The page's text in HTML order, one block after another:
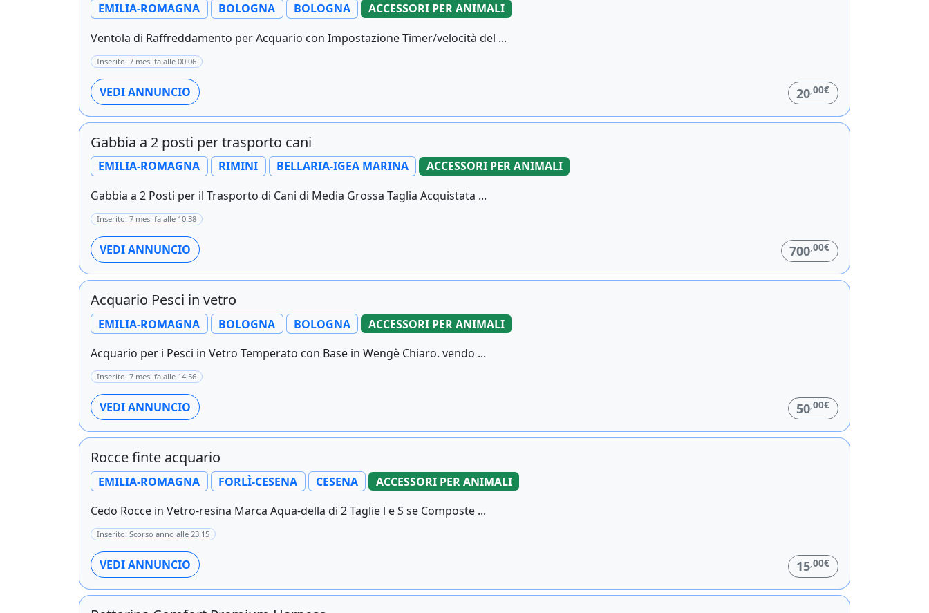
EMILIA-ROMAGNA BOLOGNA BOLOGNA
ACCESSORI PER ANIMALI
Ventola di Raffreddamento per Acquario con Impostazione Timer/velocità del ...
Inserito: 7 mesi fa alle 00:06
VEDI ANNUNCIO 20,00€
Gabbia a 2 posti per trasporto cani
EMILIA-ROMAGNA RIMINI BELLARIA-IGEA MARINA
ACCESSORI PER ANIMALI
Gabbia a 2 Posti per il Trasporto di Cani di Media Grossa Taglia Acquistata ...
Inserito: 7 mesi fa alle 10:38
VEDI ANNUNCIO 700,00€
Acquario Pesci in vetro
EMILIA-ROMAGNA BOLOGNA BOLOGNA
ACCESSORI PER ANIMALI
Acquario per i Pesci in Vetro Temperato con Base in Wengè Chiaro. vendo ...
Inserito: 7 mesi fa alle 14:56
VEDI ANNUNCIO 50,00€
Rocce finte acquario
EMILIA-ROMAGNA FORLÌ-CESENA CESENA
ACCESSORI PER ANIMALI
Cedo Rocce in Vetro-resina Marca Aqua-della di 2 Taglie l e S se Composte ...
Inserito: Scorso anno alle 23:15
VEDI ANNUNCIO 15 ,00€